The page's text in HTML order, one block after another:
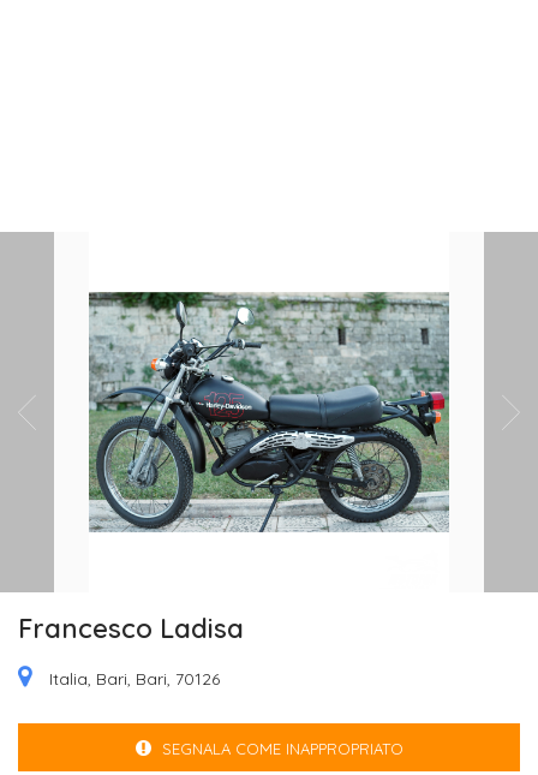
Francesco Ladisa
Italia, Bari, Bari, 70126
SEGNALA COME INAPPROPRIATO